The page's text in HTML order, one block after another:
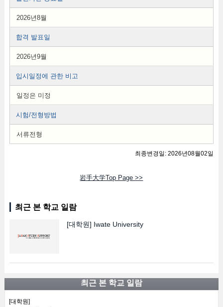
2026년8월
합격 발표일
2026년9월
입시일정에 관한 비고
일정은 미정
시험/전형방법
서류전형
최종변경일: 2026년08월02일
岩手大学Top Page >>
최근 본 학교 일람
[대학원] Iwate University
최근 본 학교 일람
[대학원]